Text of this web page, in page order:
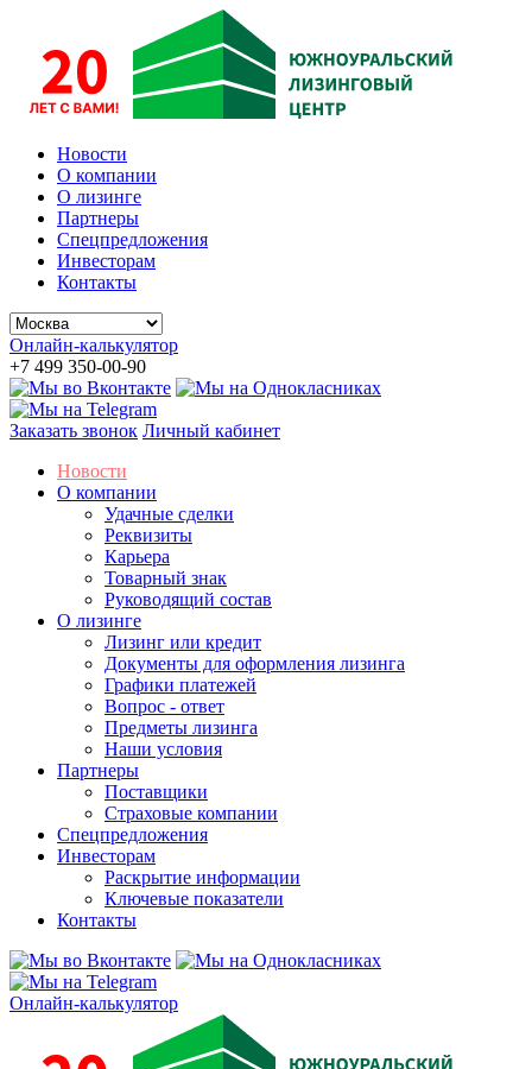
Новости
О компании
О лизинге
Партнеры
Спецпредложения
Инвесторам
Контакты
Онлайн-калькулятор
+7 499 350-00-90
Заказать звонок Личный кабинет
Новости
О компании
Удачные сделки
Реквизиты
Карьера
Товарный знак
Руководящий состав
О лизинге
Лизинг или кредит
Документы для оформления лизинга
Графики платежей
Вопрос - ответ
Предметы лизинга
Наши условия
Партнеры
Поставщики
Страховые компании
Спецпредложения
Инвесторам
Раскрытие информации
Ключевые показатели
Контакты
Онлайн-калькулятор